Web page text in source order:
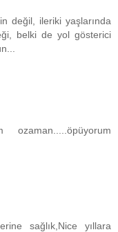
değil, ileriki yaşlarında
belki de yol gösterici
sağlık,Nice yıllara